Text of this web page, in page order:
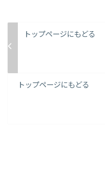
トップページにもどる
トップページにもどる